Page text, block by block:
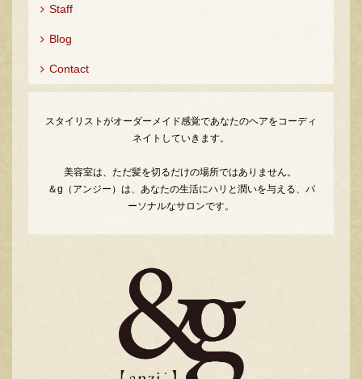
Staff
Blog
Contact
スタイリストがオーダーメイド感覚であなたのヘアをコーディ
ネイトしていきます。
美容室は、ただ髪を切るだけの場所ではありません。
＆g（アンジー）は、あなたの生活にハリと潤いを与える、パ
ーソナルなサロンです。